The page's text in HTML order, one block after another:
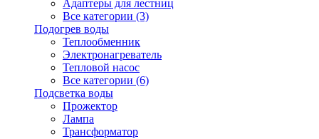
Адаптеры для лестниц
Все категории (3)
Подогрев воды
Теплообменник
Электронагреватель
Тепловой насос
Все категории (6)
Подсветка воды
Прожектор
Лампа
Трансформатор